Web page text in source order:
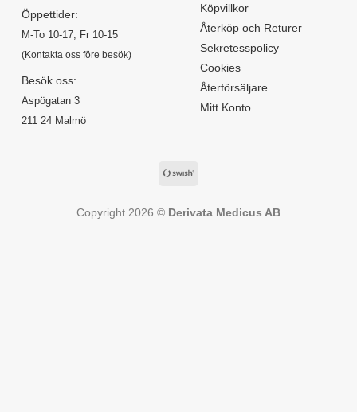
Öppettider:
M-To 10-17, Fr 10-15
(Kontakta oss före besök)
Besök oss:
Aspögatan 3
211 24 Malmö
Köpvillkor
Återköp och Returer
Sekretesspolicy
Cookies
Återförsäljare
Mitt Konto
Copyright 2026 © Derivata Medicus AB